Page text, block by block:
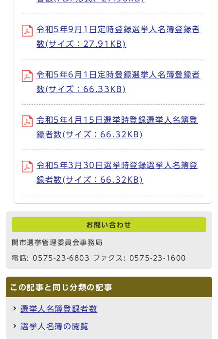
令和5年9月1日定時登録選挙人名簿登録者
数(サイズ：27.91KB)
令和5年6月1日定時登録選挙人名簿登録者
数(サイズ：66.33KB)
令和5年4月15日選挙時登録選挙人名簿登
録者数(サイズ：66.32KB)
令和5年3月30日選挙時登録選挙人名簿登
録者数(サイズ：66.32KB)
お問い合わせ
関市選挙管理委員会事務局
電話: 0575-23-6803 ファクス: 0575-23-1600
この記事と同じ分類の記事
選挙人名簿登録者数
選挙人名簿の閲覧